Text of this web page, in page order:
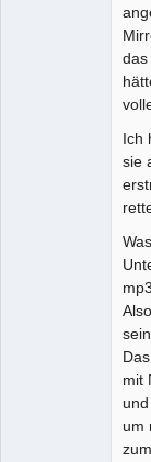
das
Ich
sie
mit
um